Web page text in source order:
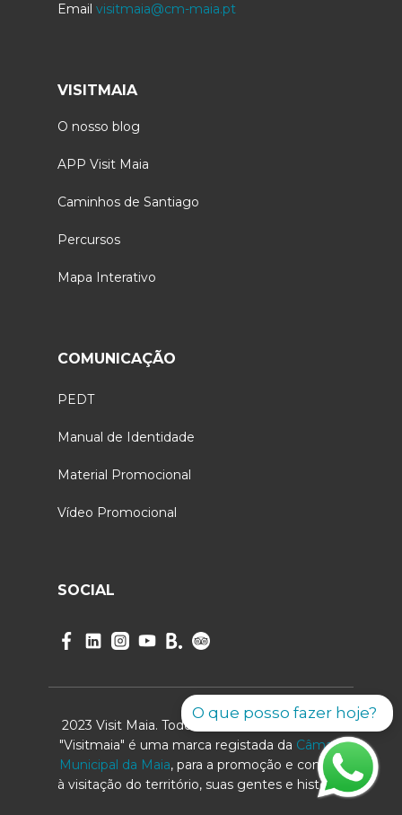
O que posso fazer hoje?
Email visitmaia@cm-maia.pt
VISITMAIA
O nosso blog
APP Visit Maia
Caminhos de Santiago
Percursos
Mapa Interativo
COMUNICAÇÃO
PEDT
Manual de Identidade
Material Promocional
Vídeo Promocional
SOCIAL
2023 Visit Maia. Todos os direitos reservados.
"Visitmaia" é uma marca registada da Câmara
Municipal da Maia, para a promoção e convite
à visitação do território, suas gentes e história.